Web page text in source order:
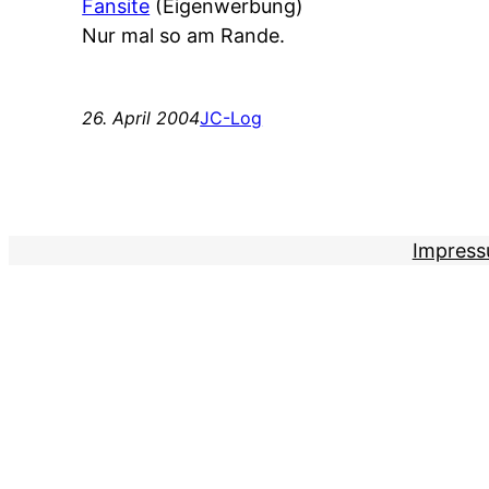
Fansite (Eigenwerbung)
Nur mal so am Rande.
26. April 2004JC-Log